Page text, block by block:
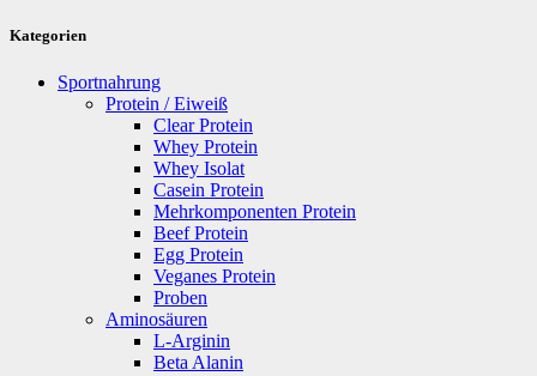
Kategorien
Sportnahrung
Protein / Eiweiß
Clear Protein
Whey Protein
Whey Isolat
Casein Protein
Mehrkomponenten Protein
Beef Protein
Egg Protein
Veganes Protein
Proben
Aminosäuren
L-Arginin
Beta Alanin